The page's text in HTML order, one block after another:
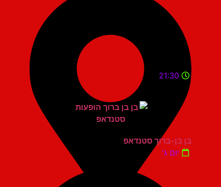
21:30
בן בן-ברוך סטנדאפ
יום ג'